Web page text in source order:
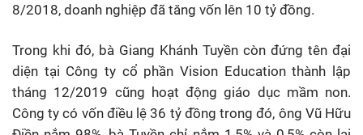
8/2018, doanh nghiệp đã tăng vốn lên 10 tỷ đồng.
Trong khi đó, bà Giang Khánh Tuyền còn đứng tên đại
diện tại Công ty cổ phần Vision Education thành lập
tháng 12/2019 cũng hoạt động giáo dục mầm non.
Công ty có vốn điều lệ 36 tỷ đồng trong đó, ông Vũ Hữu